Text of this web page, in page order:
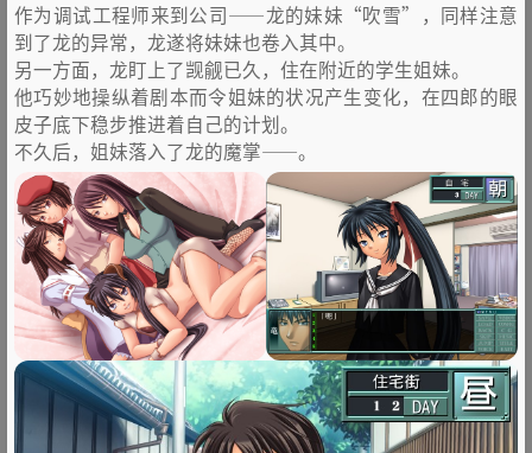
作为调试工程师来到公司——龙的妹妹“吹雪”，同样注意
到了龙的异常，龙遂将妹妹也卷入其中。
另一方面，龙盯上了觊觎已久，住在附近的学生姐妹。
他巧妙地操纵着剧本而令姐妹的状况产生变化，在四郎的眼
皮子底下稳步推进着自己的计划。
不久后，姐妹落入了龙的魔掌——。